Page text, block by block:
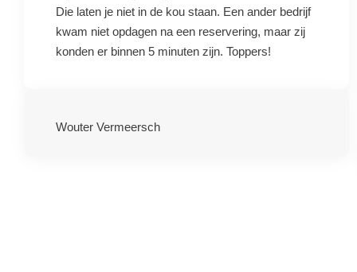
Die laten je niet in de kou staan. Een ander bedrijf
kwam niet opdagen na een reservering, maar zij
konden er binnen 5 minuten zijn. Toppers!
Wouter Vermeersch